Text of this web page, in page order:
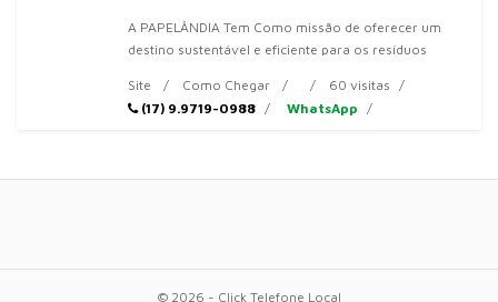
A PAPELÂNDIA Tem Como missão de oferecer um
destino sustentável e eficiente para os resíduos
Site
Como Chegar
60 visitas
(17) 9.9719-0988
WhatsApp
© 2026 - Click Telefone Local